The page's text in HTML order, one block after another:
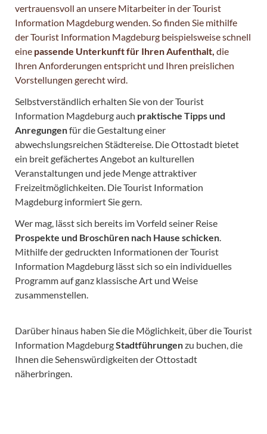
vertrauensvoll an unsere Mitarbeiter in der Tourist
Information Magdeburg wenden. So finden Sie mithilfe
der Tourist Information Magdeburg beispielsweise schnell
eine passende Unterkunft für Ihren Aufenthalt, die
Ihren Anforderungen entspricht und Ihren preislichen
Vorstellungen gerecht wird.
Selbstverständlich erhalten Sie von der Tourist
Information Magdeburg auch praktische Tipps und
Anregungenfür die Gestaltung einer
abwechslungsreichen Städtereise. Die Ottostadt bietet
ein breit gefächertes Angebot an kulturellen
Veranstaltungen und jede Menge attraktiver
Freizeitmöglichkeiten. Die Tourist Information
Magdeburg informiert Sie gern.
Wer mag, lässt sich bereits im Vorfeld seiner Reise
Prospekte und Broschüren nach Hause schicken
Mithilfe der gedruckten Informationen der Tourist
Information Magdeburg lässt sich so ein individuelles
Programm auf ganz klassische Art und Weise
zusammenstellen.
Darüber hinaus haben Sie die Möglichkeit, über die Tourist
Information MagdeburgStadtführungenzu buchen, die
Ihnen die Sehenswürdigkeiten der Ottostadt
näherbringen.